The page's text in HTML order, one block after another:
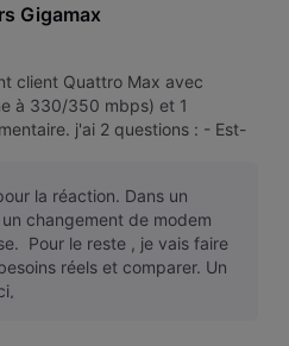
Gigamax
client Quattro Max avec
à 330/350 mbps) et 1
j'ai 2 questions : - Est-
la réaction. Dans un
changement de modem
Pour le reste , je vais faire
réels et comparer. Un